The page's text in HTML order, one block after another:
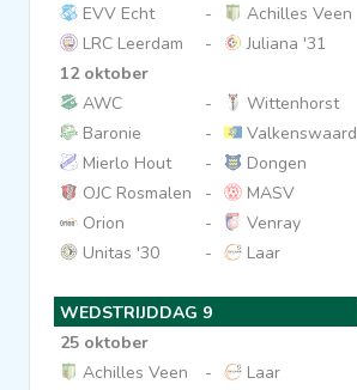
EVV Echt
-
Achilles Veen
LRC Leerdam
-
Juliana '31
12 oktober
AWC
-
Wittenhorst
Baronie
-
Valkenswaard
Mierlo Hout
-
Dongen
OJC Rosmalen
-
MASV
Orion
-
Venray
Unitas '30
- Laar
WEDSTRIJDDAG 9
25 oktober
Achilles Veen
- Laar